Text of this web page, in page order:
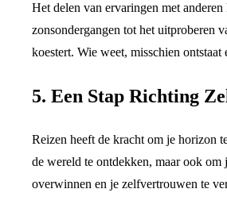
Het delen van ervaringen met
zonsondergangen tot het uitproberen
koestert. Wie weet, misschien
5. Een Stap Richting
Reizen heeft de kracht om je horizon
de wereld te ontdekken, maar ook om
overwinnen en je zelfvertrouwen te